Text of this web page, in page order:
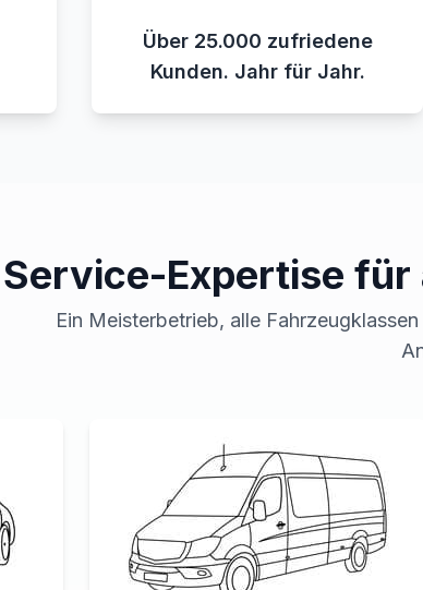
Über 25.000 zufriedene
Kunden. Jahr für Jahr.
Service-Expertise für
Ein Meisterbetrieb, alle